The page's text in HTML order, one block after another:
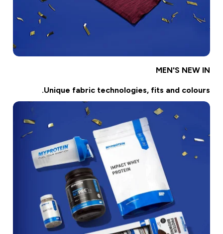
MEN'S NEW IN
Unique fabric technologies, fits and colours.